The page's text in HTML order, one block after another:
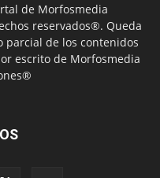
de Morfosmedia
reservados®. Queda
de los contenidos
escrito de Morfosmedia